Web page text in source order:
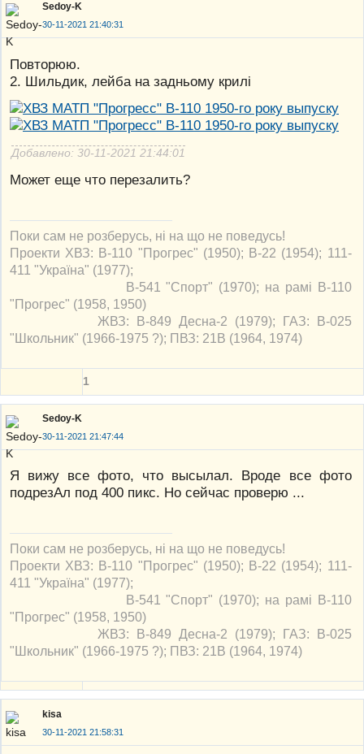
Sedoy-K
30-11-2021 21:40:31
Повторюю.
2. Шильдик, лейба на задньому крилі
Добавлено: 30-11-2021 21:44:01
Может еще что перезалить?
Поки сам не розберусь, ні на що не поведусь!
Проекти ХВЗ: В-110 "Прогрес" (1950); В-22 (1954); 111-
411 "Україна" (1977);
В-541 "Спорт" (1970); на рамі В-110
"Прогрес" (1958, 1950)
ЖВЗ: В-849 Десна-2 (1979); ГАЗ: В-025
"Школьник" (1966-1975 ?); ПВЗ: 21В (1964, 1974)
1
Sedoy-K
30-11-2021 21:47:44
Я вижу все фото, что высылал. Вроде все фото
подрезАл под 400 пикс. Но сейчас проверю ...
Поки сам не розберусь, ні на що не поведусь!
Проекти ХВЗ: В-110 "Прогрес" (1950); В-22 (1954); 111-
411 "Україна" (1977);
В-541 "Спорт" (1970); на рамі В-110
"Прогрес" (1958, 1950)
ЖВЗ: В-849 Десна-2 (1979); ГАЗ: В-025
"Школьник" (1966-1975 ?); ПВЗ: 21В (1964, 1974)
kisa
30-11-2021 21:58:31